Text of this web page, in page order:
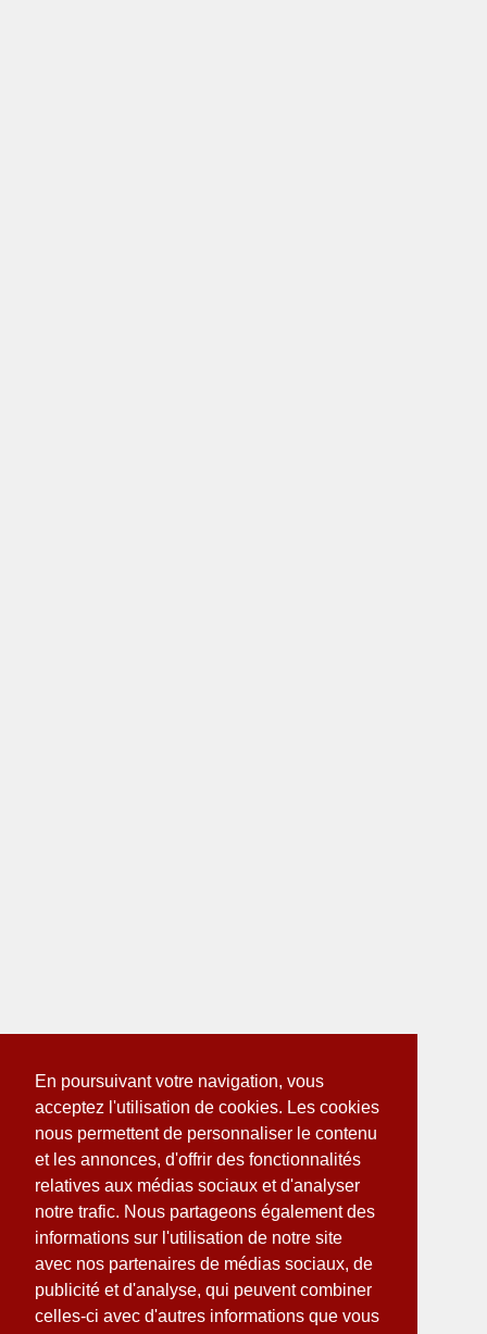
En poursuivant votre navigation, vous
acceptez l'utilisation de cookies. Les cookies
nous permettent de personnaliser le contenu
et les annonces, d'offrir des fonctionnalités
relatives aux médias sociaux et d'analyser
notre trafic. Nous partageons également des
informations sur l'utilisation de notre site
avec nos partenaires de médias sociaux, de
publicité et d'analyse, qui peuvent combiner
celles-ci avec d'autres informations que vous